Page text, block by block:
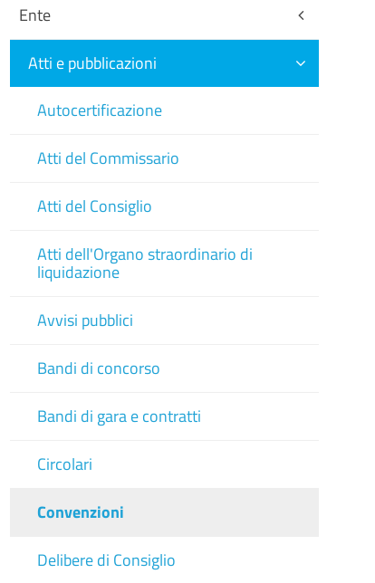
Ente
Atti e pubblicazioni
Autocertificazione
Atti del Commissario
Atti del Consiglio
Atti dell'Organo straordinario di
liquidazione
Avvisi pubblici
Bandi di concorso
Bandi di gara e contratti
Circolari
Convenzioni
Delibere di Consiglio